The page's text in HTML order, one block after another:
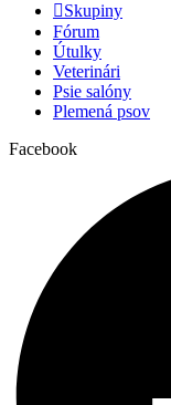
Skupiny
Fórum
Útulky
Veterinári
Psie salóny
Plemená psov
Facebook